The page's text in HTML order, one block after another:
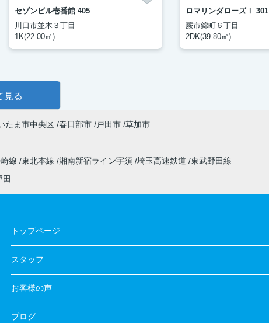
セゾンビル壱番館 405
川口市並木３丁目
1K(22.00㎡)
ロマリンダローズⅠ 301
蕨市錦町６丁目
2DK(39.80㎡)
見る
たま市中央区 春日部市 戸田市 草加市
線 東北本線 湘南新宿ライン宇須 埼玉高速鉄道 東武野田線
田
トップページ
スタッフ
お客様の声
ブログ